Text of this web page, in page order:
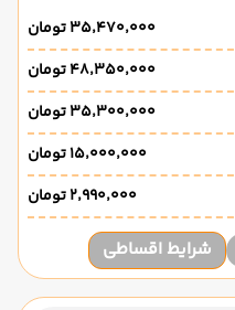
۳۵٬۴۷۰٬۰۰۰ تومان
۴۸٬۳۵۰٬۰۰۰ تومان
۳۵٬۳۰۰٬۰۰۰ تومان
۱۵٬۰۰۰٬۰۰۰ تومان
۲٬۹۹۰٬۰۰۰ تومان
شرایط اقساطی